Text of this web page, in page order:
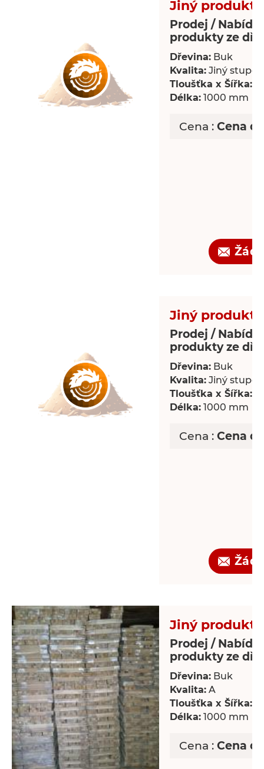
Jiný produkt
Prodej /
produkty ze
Dřevina: Buk
Kvalita: Jiný
Tloušťka x Šířka:
Délka: 1000 mm
Cena : Cena
Jiný produkt
Prodej /
produkty ze
Dřevina: Buk
Kvalita: Jiný
Tloušťka x Šířka:
Délka: 1000 mm
Cena : Cena
Jiný produkt
Prodej /
produkty ze
Dřevina: Buk
Kvalita: A
Tloušťka x Šířka:
Délka: 1000 mm
Cena : Cena